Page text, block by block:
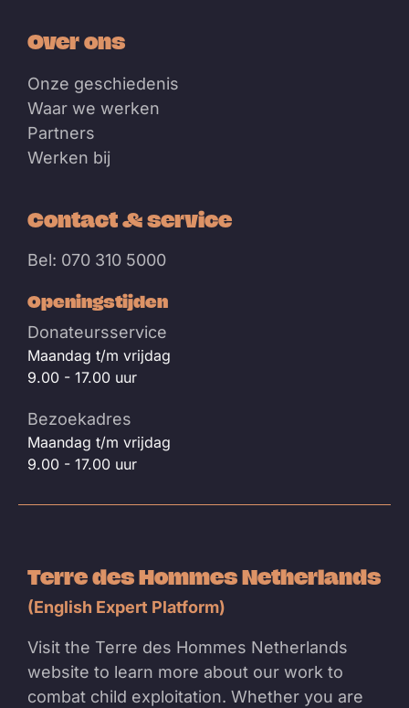
Over ons
Onze geschiedenis
Waar we werken
Partners
Werken bij
Contact & service
Bel: 070 310 5000
Openingstijden
Donateursservice
Maandag t/m vrijdag
9.00 - 17.00 uur
Bezoekadres
Maandag t/m vrijdag
9.00 - 17.00 uur
Terre des Hommes Netherlands
(English Expert Platform)
Visit the Terre des Hommes Netherlands
website to learn more about our work to
combat child exploitation. Whether you are